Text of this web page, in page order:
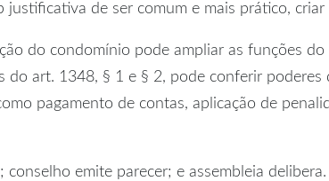
justificativa de ser comum e mais prático,
do condomínio pode ampliar as funções
do art. 1348, § 1 e § 2, pode conferir
pagamento de contas, aplicação de
conselho emite parecer; e assembleia